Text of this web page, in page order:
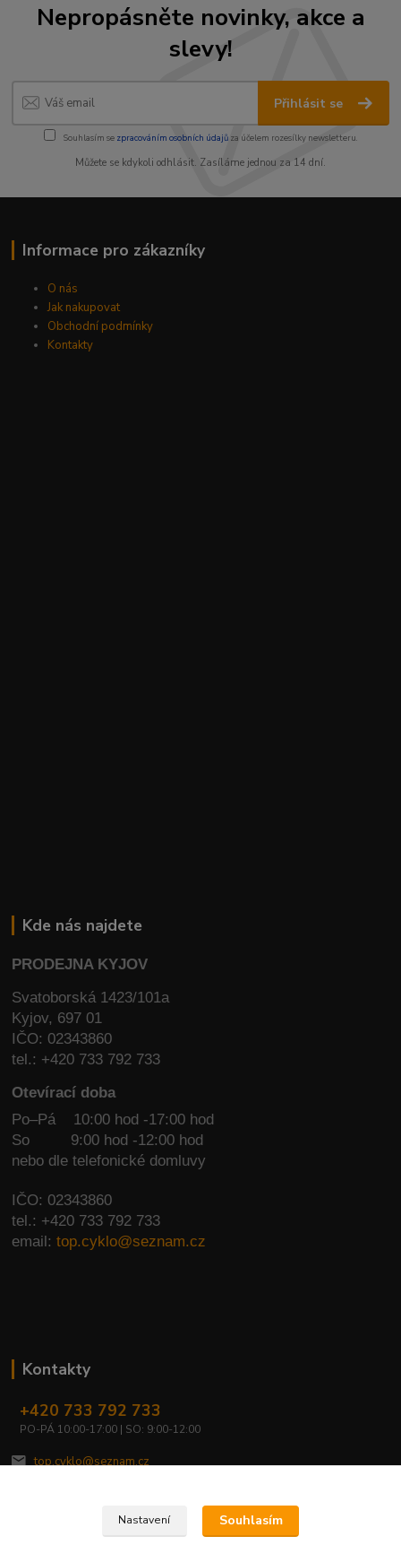
Nepropásněte novinky, akce a
slevy!
Přihlásit se
Souhlasím se zpracováním osobních údajůza účelem rozesílky newsletteru.
Můžete se kdykoli odhlásit. Zasíláme jednou za 14 dní.
Informace pro zákazníky
O nás
Jak nakupovat
Obchodní podmínky
Kontakty
Kde nás najdete
PRODEJNA KYJOV
Svatoborská 1423/101a
Kyjov, 697 01
IČO: 02343860
tel.: +420 733 792 733
Otevírací doba
Po–Pá 10:00 hod -17:00 hod
So
9:00 hod -12:00 hod
nebo dle telefonické domluvy
IČO: 02343860
tel.: +420 733 792 733
email:top.cyklo@seznam.cz
Kontakty
+420 733 792 733
PO-PÁ 10:00-17:00 | SO: 9:00-12:00
top.cyklo@seznam.cz
Nastavení Souhlasím